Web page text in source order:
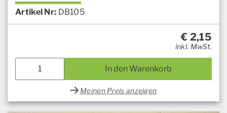
Artikel Nr: DB105
€ 2,15
inkl. MwSt.
In den Warenkorb
Meinen Preis anzeigen